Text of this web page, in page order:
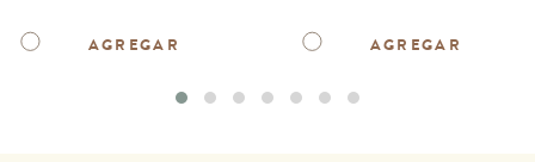
AGREGAR AGREGAR